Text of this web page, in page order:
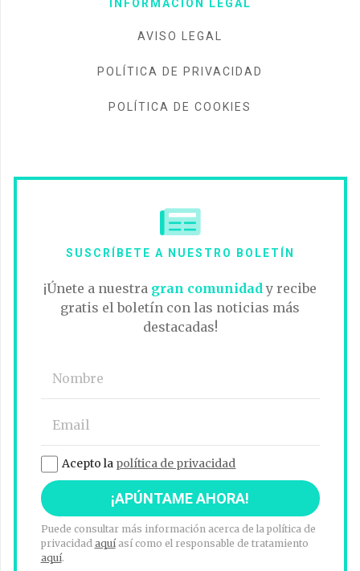
INFORMACIÓN LEGAL
AVISO LEGAL
POLÍTICA DE PRIVACIDAD
POLÍTICA DE COOKIES
SUSCRÍBETE A NUESTRO BOLETÍN
¡Únete a nuestra gran comunidady recibe
gratis el boletín con las noticias más
destacadas!
Acepto la política de privacidad
Puede consultar más información acerca de la política de
privacidad aquíasí como el responsable de tratamiento
aquí.